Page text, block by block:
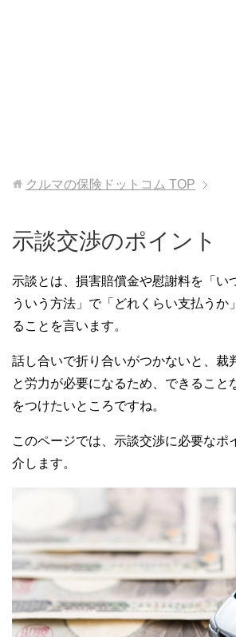
クルマの保険ドットコム TOP
示談交渉のポイント
示談とは、損害賠償金や慰謝料を「い
ういう方法」で「どれくらい支払うか
ることを言います。
話し合いで折り合いがつかないと、裁
と労力が必要になるため、できること
をつけたいところですね。
このページでは、示談交渉に必要なポ
介します。